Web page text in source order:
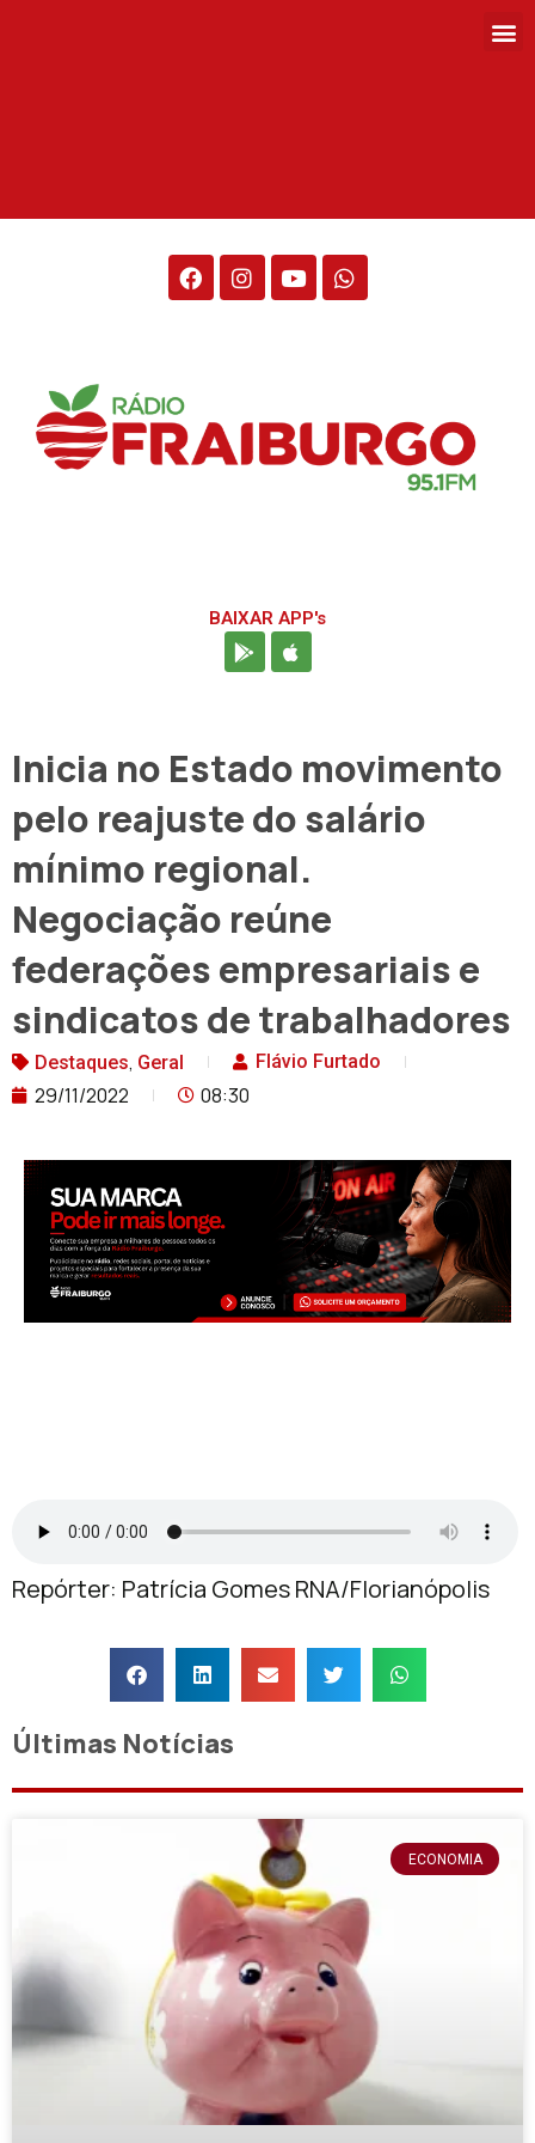
BAIXAR APP's
Inicia no Estado movimento
pelo reajuste do salário
mínimo regional.
Negociação reúne
federações empresariais e
sindicatos de trabalhadores
Destaques, Geral Flávio Furtado
29/11/2022 08:30
Repórter: Patrícia Gomes RNA/Florianópolis
Últimas Notícias
ECONOMIA